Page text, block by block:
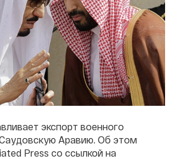
экспорт военного
Аравию. Об этом
Press со ссылкой на